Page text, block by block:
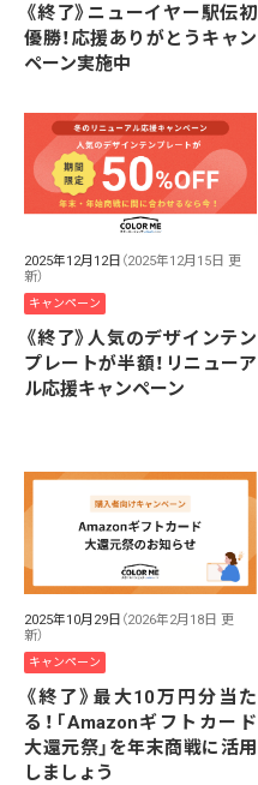
《終了》ニューイヤー駅伝初
優勝！応援ありがとうキャン
ペーン実施中
2025年12月12日 （2025年12月15日 更
新）
キャンペーン
《終了》人気のデザインテン
プレートが半額！リニューア
ル応援キャンペーン
2025年10月29日 （2026年2月18日 更
新）
キャンペーン
《終了》最大10万円分当た
る！「Amazonギフトカード
大還元祭」を年末商戦に活用
しましょう